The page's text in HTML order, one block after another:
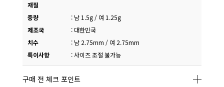
재질
중량 : 남 1.5g / 여 1.25g
제조국
: 대한민국
치수
: 남 2.75mm / 여 2.75mm
특이사항
:사이즈 조절 불가능
구매 전 체크 포인트